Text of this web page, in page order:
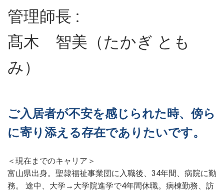
管理師長 :
髙木 智美（たかぎ とも
み）
ご入居者が不安を感じられた時、傍ら
に寄り添える存在でありたいです。
＜現在までのキャリア＞
富山県出身。聖隷福祉事業団に入職後、34年間、病院に勤
務。 途中、大学→大学院進学で4年間休職。病棟勤務、訪